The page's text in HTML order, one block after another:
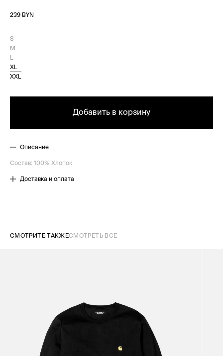
239 BYN
S
M
XL
XXL
Добавить в корзину
Описание
Состав: 100% Хлопок
Доставка и оплата
СМОТРИТЕ ТАКЖЕСМОТРЕТЬ ВСЕ